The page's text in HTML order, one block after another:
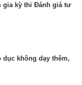
gia kỳ thi Đánh giá tư
không dạy thêm,